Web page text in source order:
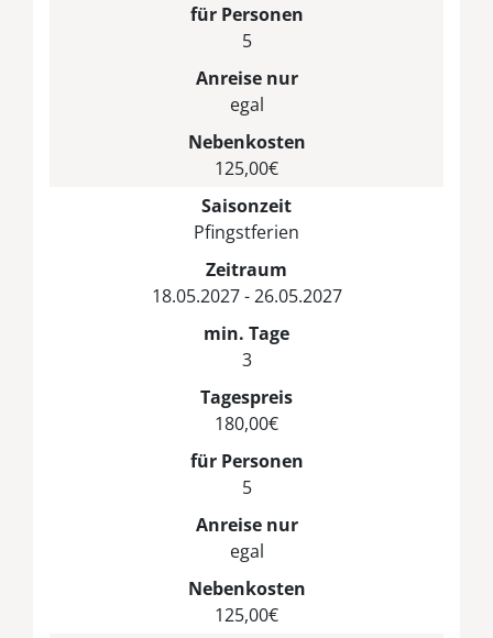
für Personen
5
Anreise nur
egal
Nebenkosten
125,00€
Saisonzeit
Pfingstferien
Zeitraum
18.05.2027 - 26.05.2027
min. Tage
3
Tagespreis
180,00€
für Personen
5
Anreise nur
egal
Nebenkosten
125,00€